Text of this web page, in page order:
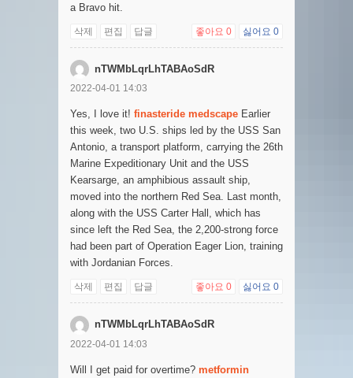
a Bravo hit.
삭제 편집 답글 좋아요 0 싫어요 0
nTWMbLqrLhTABAoSdR
2022-04-01 14:03
Yes, I love it! finasteride medscape Earlier
this week, two U.S. ships led by the USS San
Antonio, a transport platform, carrying the 26th
Marine Expeditionary Unit and the USS
Kearsarge, an amphibious assault ship,
moved into the northern Red Sea. Last month,
along with the USS Carter Hall, which has
since left the Red Sea, the 2,200-strong force
had been part of Operation Eager Lion, training
with Jordanian Forces.
삭제 편집 답글 좋아요 0 싫어요 0
nTWMbLqrLhTABAoSdR
2022-04-01 14:03
Will I get paid for overtime? metformin